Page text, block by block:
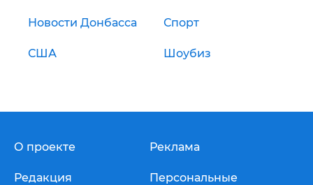
Новости Донбасса Спорт
США Шоубиз
О проекте
Редакция
Реклама
Персональные